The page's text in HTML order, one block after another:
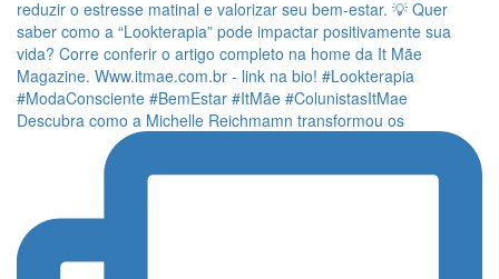
Descubra como a Michelle Reichmamn transformou os